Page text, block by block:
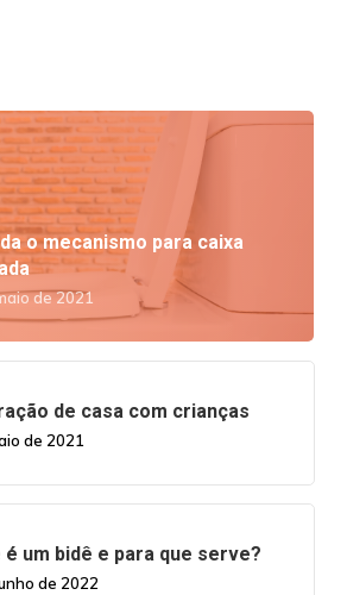
o mecanismo para caixa
de 2021
de casa com crianças
de 2021
é um bidê e para que serve?
de 2022